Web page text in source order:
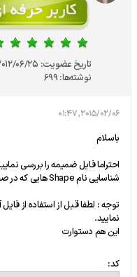
تاریخ عضویت: 06/25
نوشته‌ها:699
2015/02/06, 01:47
باسلام
احتراما فایل ضمیمه را بررسی
شناسایی نام Shape هایی که در صفحه وجود دارند می باشد.
نمایید.
این هم دستوارت
کد: